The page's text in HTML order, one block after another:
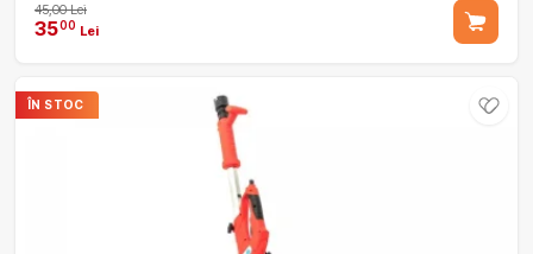
45,00 Lei
3500 Lei
ÎN STOC